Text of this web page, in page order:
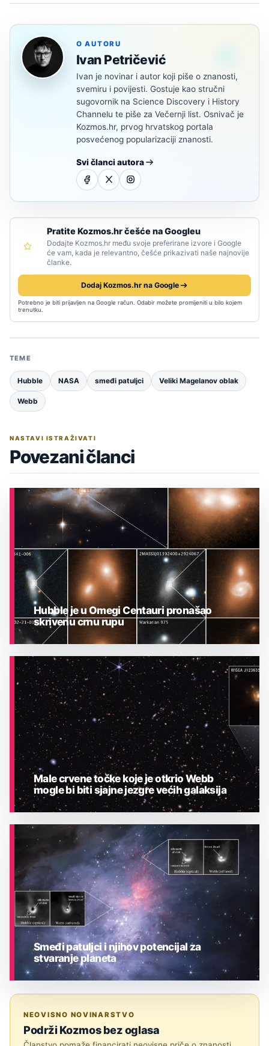
O AUTORU
Ivan Petričević
Ivan je novinar i autor koji piše o znanosti,
svemiru i povijesti. Gostuje kao stručni
sugovornik na Science Discovery i History
Channelu te piše za Večernji list. Osnivač je
Kozmos.hr, prvog hrvatskog portala
posvećenog popularizaciji znanosti.
Svi članci autora
Pratite Kozmos.hr češće na Googleu
Dodajte Kozmos.hr među svoje preferirane izvore i Google
će vam, kada je relevantno, češće prikazivati naše najnovije
članke.
Dodaj Kozmos.hr na Google
Potrebno je biti prijavljen na Google račun. Odabir možete promijeniti u bilo kojem
trenutku.
TEME
Hubble NASA smeđi patuljci Veliki Magelanov oblak
Webb
NASTAVI ISTRAŽIVATI
Povezani članci
ASTRONOMIJA
Hubble je u Omegi Centauri pronašao
skrivenu crnu rupu
ASTRONOMIJA
Male crvene točke koje je otkrio Webb
mogle bi biti sjajne jezgre većih galaksija
Smeđi patuljci i njihov potencijal za
stvaranje planeta
NEOVISNO NOVINARSTVO
Podrži Kozmos bez oglasa